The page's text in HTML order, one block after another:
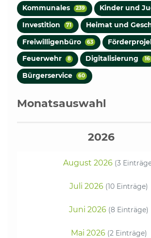
Kommunales 239 Kinder und
Investition 71 Heimat und
Freiwilligenbüro 63
Feuerwehr 8 Digitalisierung 16
Bürgerservice 60
Monatsauswahl
2026
August 2026 (3
Juli 2026 (10 Einträge)
Juni 2026 (8 Einträge)
Mai 2026 (2 Einträge)